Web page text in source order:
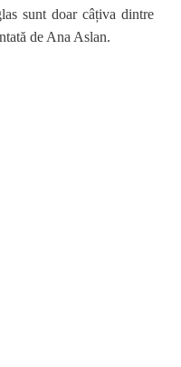
sunt doar câțiva dintre
de Ana Aslan.